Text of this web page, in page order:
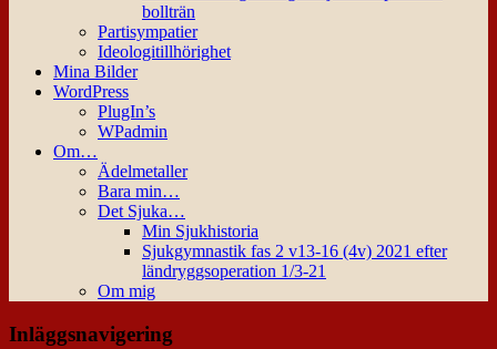
bollträn
Partisympatier
Ideologitillhörighet
Mina Bilder
WordPress
PlugIn’s
WPadmin
Om…
Ädelmetaller
Bara min…
Det Sjuka…
Min Sjukhistoria
Sjukgymnastik fas 2 v13-16 (4v) 2021 efter
ländryggsoperation 1/3-21
Om mig
Inläggsnavigering